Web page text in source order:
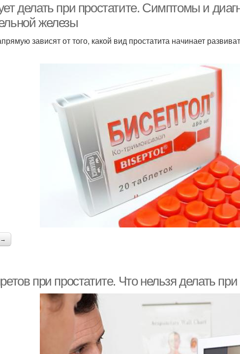
делать при простатите. Симптомы и
железы
зависят от того, какой вид простатита начинает
→
при простатите. Что нельзя делать при